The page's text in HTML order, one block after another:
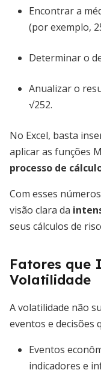
Encontrar a
(por exemplo,
Determinar o
Anualizar o
√252.
No Excel, basta
aplicar as funções
processo de
Com esses
visão clara da
seus cálculos de
Fatores que
Volatilidade
A volatilidade não
eventos e decisões
Eventos
indicadores e